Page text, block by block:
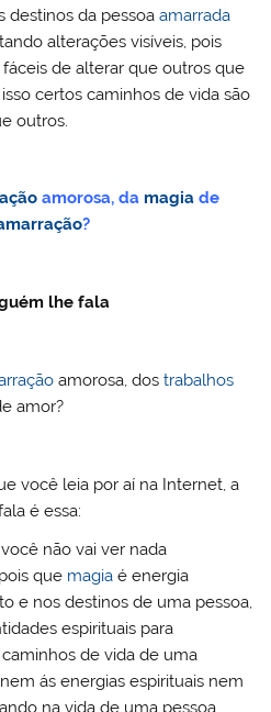
destinos da pessoaamarrada
alterações visíveis, pois
de alterar que outros que
certos caminhos de vida são
outros.
amorosa, da magia de
?
lhe fala
amorosa, dostrabalhos
amor?
você leia por aí na Internet, a
é essa:
não vai ver nada
que magia é energia
e nos destinos de uma pessoa,
espirituais para
de vida de uma
ás energias espirituais nem
na vida de uma pessoa.